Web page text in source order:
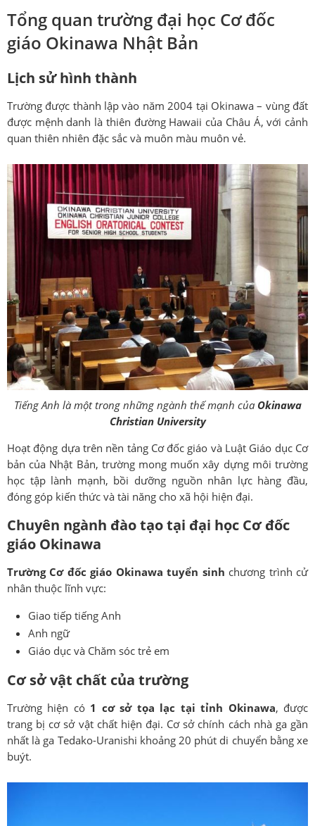
Tổng quan trường đại học Cơ đốc
giáo Okinawa Nhật Bản
Lịch sử hình thành
Trường được thành lập vào năm 2004 tại Okinawa – vùng đất
được mệnh danh là thiên đường Hawaii của Châu Á, với cảnh
quan thiên nhiên đặc sắc và muôn màu muôn vẻ.
Tiếng Anh là một trong những ngành thế mạnh của Okinawa
Christian University
Hoạt động dựa trên nền tảng Cơ đốc giáo và Luật Giáo dục Cơ
bản của Nhật Bản, trường mong muốn xây dựng môi trường
học tập lành mạnh, bồi dưỡng nguồn nhân lực hàng đầu,
đóng góp kiến ​​thức và tài năng cho xã hội hiện đại.
Chuyên ngành đào tạo tại đại học Cơ đốc
giáo Okinawa
Trường Cơ đốc giáo Okinawa tuyển sinh chương trình cử
nhân thuộc lĩnh vực:
Giao tiếp tiếng Anh
Anh ngữ
Giáo dục và Chăm sóc trẻ em
Cơ sở vật chất của trường
Trường hiện có 1 cơ sở tọa lạc tại tỉnh Okinawa, được
trang bị cơ sở vật chất hiện đại. Cơ sở chính cách nhà ga gần
nhất là ga Tedako-Uranishi khoảng 20 phút di chuyển bằng xe
buýt.